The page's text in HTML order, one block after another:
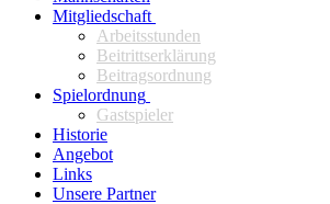
Mitgliedschaft
Arbeitsstunden
Beitrittserklärung
Beitragsordnung
Spielordnung
Gastspieler
Historie
Angebot
Links
Unsere Partner